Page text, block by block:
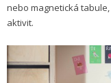
nebo magnetická
aktivit.